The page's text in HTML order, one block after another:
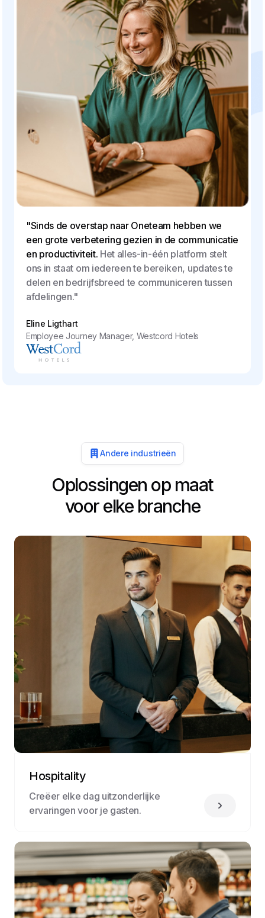
"Sinds de overstap naar Oneteam hebben we
een grote verbetering gezien in de communicatie
en productiviteit. Het alles-in-één platform stelt
ons in staat om iedereen te bereiken, updates te
delen en bedrijfsbreed te communiceren tussen
afdelingen."
Eline Ligthart
Employee Journey Manager, Westcord Hotels
Andere industrieën
Oplossingen op maat
voor elke branche
Hospitality
Creëer elke dag uitzonderlijke
ervaringen voor je gasten.